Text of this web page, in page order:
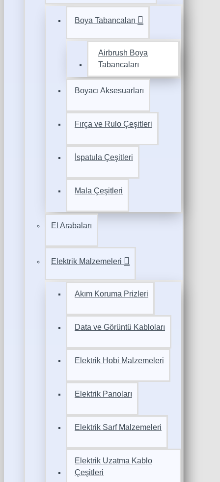
Boya Tabancaları
Airbrush Boya
Tabancaları
Boyacı Aksesuarları
Fırça ve Rulo Çeşitleri
İspatula Çeşitleri
Mala Çeşitleri
El Arabaları
Elektrik Malzemeleri
Akım Koruma Prizleri
Data ve Görüntü Kabloları
Elektrik Hobi Malzemeleri
Elektrik Panoları
Elektrik Sarf Malzemeleri
Elektrik Uzatma Kablo
Çeşitleri